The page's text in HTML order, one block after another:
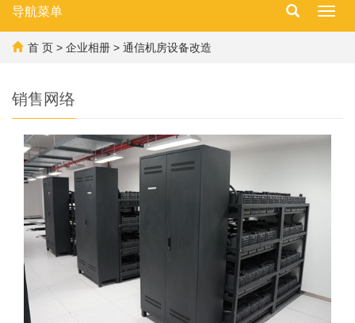
导航菜单
首 页 > 企业相册 > 通信机房设备改造
销售网络